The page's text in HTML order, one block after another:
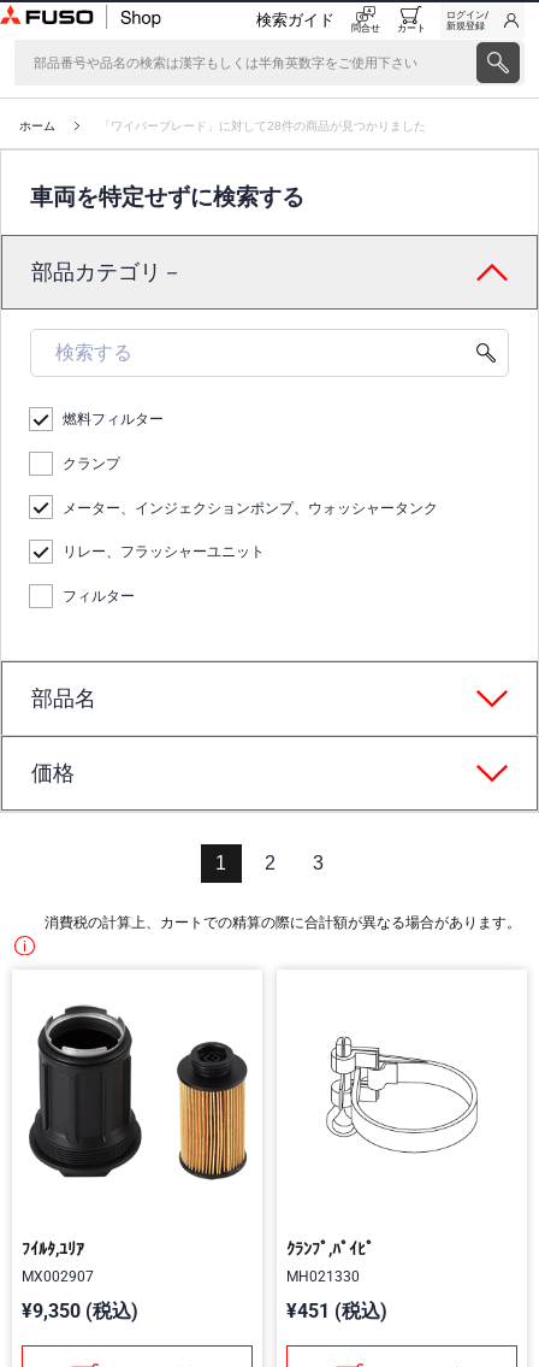
検索ガイド 問合せ カート
ログイン/
新規登録
ホーム 「ワイパーブレード」に対して28件の商品が見つかりました
車両を特定せずに検索する
部品カテゴリ－
燃料フィルター
クランプ
メーター、インジェクションポンプ、ウォッシャータンク
リレー、フラッシャーユニット
フィルター
部品名
価格
1 2 3
消費税の計算上、カートでの精算の際に合計額が異なる場合があります。
ﾌｲﾙﾀ,ﾕﾘｱ
MX002907
¥9,350 (税込)
ｸﾗﾝﾌﾟ,ﾊﾟｲﾋﾟ
MH021330
¥451 (税込)